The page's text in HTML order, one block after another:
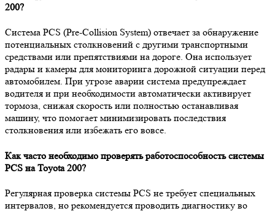
200?
Система PCS (Pre-Collision System) отвечает за обнаружение
потенциальных столкновений с другими транспортными
средствами или препятствиями на дороге. Она использует
радары и камеры для мониторинга дорожной ситуации перед
автомобилем. При угрозе аварии система предупреждает
водителя и при необходимости автоматически активирует
тормоза, снижая скорость или полностью останавливая
машину, что помогает минимизировать последствия
столкновения или избежать его вовсе.
Как часто необходимо проверять работоспособность системы
PCS на Toyota 200?
Регулярная проверка системы PCS не требует специальных
интервалов, но рекомендуется проводить диагностику во